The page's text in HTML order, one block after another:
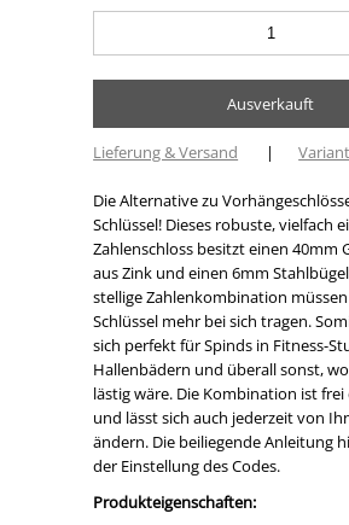
Lieferung & Versand |
Die Alternative zu
Schlüssel! Dieses robuste, vielfach
Zahlenschloss besitzt einen 40mm
aus Zink und einen 6mm
stellige Zahlenkombination müssen
Schlüssel mehr bei sich tragen.
sich perfekt für Spinds in Fitness-
Hallenbädern und überall sonst,
lästig wäre. Die Kombination ist
und lässt sich auch jederzeit von
ändern. Die beiliegende Anleitung
der Einstellung des Codes.
Produkteigenschaften: